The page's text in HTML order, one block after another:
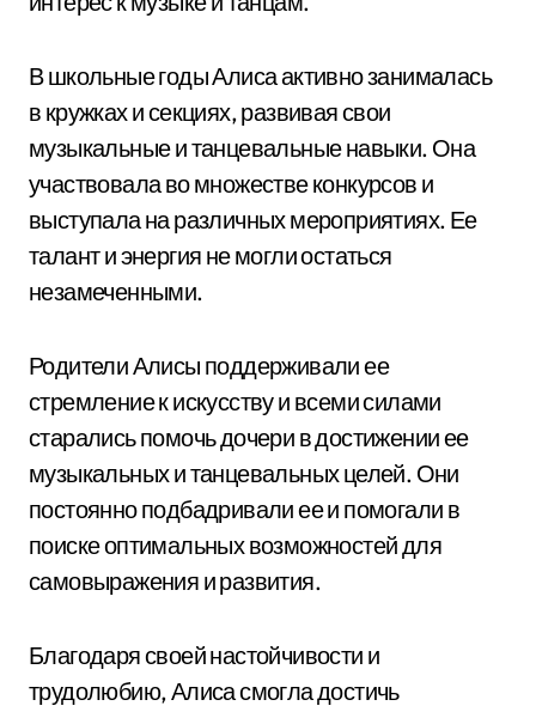
В школьные годы Алиса активно занималась
в кружках и секциях, развивая свои
музыкальные и танцевальные навыки. Она
участвовала во множестве конкурсов и
выступала на различных мероприятиях. Ее
талант и энергия не могли остаться
незамеченными.
Родители Алисы поддерживали ее
стремление к искусству и всеми силами
старались помочь дочери в достижении ее
музыкальных и танцевальных целей. Они
постоянно подбадривали ее и помогали в
поиске оптимальных возможностей для
самовыражения и развития.
Благодаря своей настойчивости и
трудолюбию, Алиса смогла достичь